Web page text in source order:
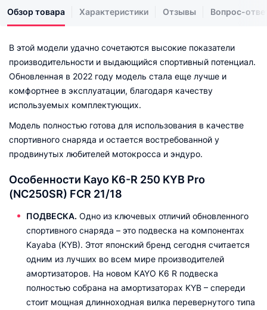
Обзор товара Характеристики Отзывы Вопрос-
В этой модели удачно сочетаются высокие показатели
производительности и выдающийся спортивный потенциал.
Обновленная в 2022 году модель стала еще лучше и
комфортнее в эксплуатации, благодаря качеству
используемых комплектующих.
Модель полностью готова для использования в качестве
спортивного снаряда и остается востребованной у
продвинутых любителей мотокросса и эндуро.
Особенности Kayo K6-R 250 KYB Pro
(NC250SR) FCR 21/18
ПОДВЕСКА. Одно из ключевых отличий обновленного
спортивного снаряда – это подвеска на компонентах
Kayaba (KYB). Этот японский бренд сегодня считается
одним из лучших во всем мире производителей
амортизаторов. На новом KAYO K6 R подвеска
полностью собрана на амортизаторах KYB – спереди
стоит мощная длинноходная вилка перевернутого типа